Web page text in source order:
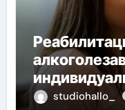
studiohallo_